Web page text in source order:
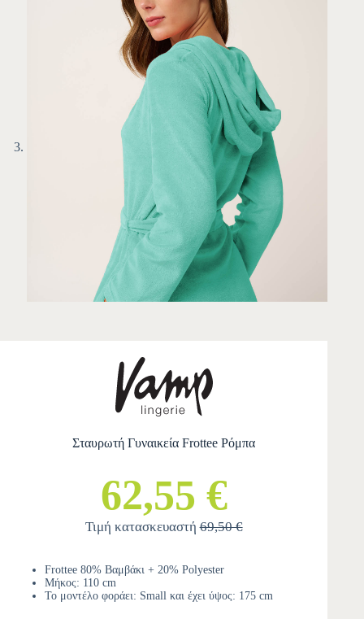
Σταυρωτή Γυναικεία Frottee Ρόμπα
62,55 €
Τιμή κατασκευαστή69,50 €
Frottee 80% Βαμβάκι + 20% Polyester
Μήκος: 110 cm
Το μοντέλο φοράει: Small και έχει ύψος: 175 cm